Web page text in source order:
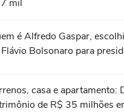
mil
é Alfredo Gaspar,
Bolsonaro para
casa e apartamento:
de R$ 35 milhões